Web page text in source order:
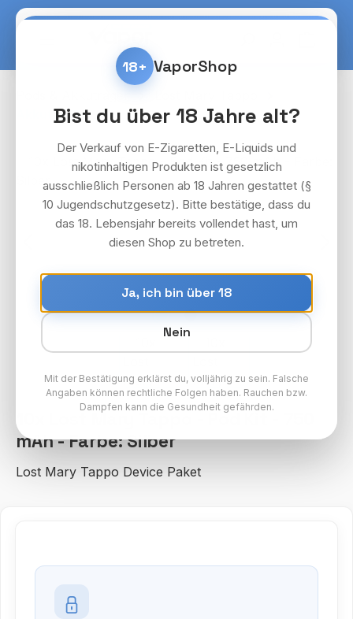
Zum Hauptinhalt springen
Akkuträger
Bildergalerie überspringen
10x Lost Mary Tappo - Pod Kit - 750
mAh - Farbe: Silber
Lost Mary Tappo Device Paket
18+ VaporShop
Bist du über 18 Jahre alt?
Der Verkauf von E-Zigaretten, E-Liquids und
nikotinhaltigen Produkten ist gesetzlich
ausschließlich Personen ab 18 Jahren gestattet (§
10 Jugendschutzgesetz). Bitte bestätige, dass du
das 18. Lebensjahr bereits vollendet hast, um
diesen Shop zu betreten.
Ja, ich bin über 18
Nein
Mit der Bestätigung erklärst du, volljährig zu sein. Falsche
Angaben können rechtliche Folgen haben. Rauchen bzw.
Dampfen kann die Gesundheit gefährden.